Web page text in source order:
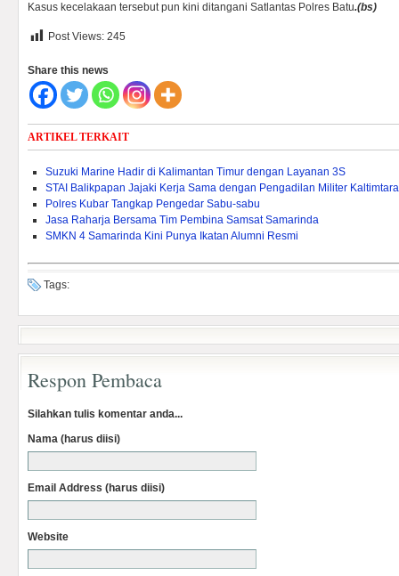
Kasus kecelakaan tersebut pun kini ditangani Satlantas Polres Batu.(bs)
Post Views: 245
Share this news
ARTIKEL TERKAIT
Suzuki Marine Hadir di Kalimantan Timur dengan Layanan 3S
STAI Balikpapan Jajaki Kerja Sama dengan Pengadilan Militer Kaltimtara
Polres Kubar Tangkap Pengedar Sabu-sabu
Jasa Raharja Bersama Tim Pembina Samsat Samarinda
SMKN 4 Samarinda Kini Punya Ikatan Alumni Resmi
Tags:
Respon Pembaca
Silahkan tulis komentar anda...
Nama (harus diisi)
Email Address (harus diisi)
Website